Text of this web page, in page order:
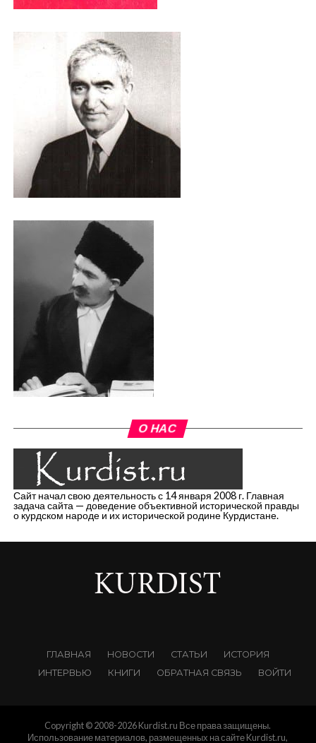
О НАС
Сайт начал свою деятельность с 14 января 2008 г. Главная
задача сайта — доведение объективной исторической правды
о курдском народе и их исторической родине Курдистане.
ГЛАВНАЯ НОВОСТИ СТАТЬИ
ИСТОРИЯ
ИНТЕРВЬЮ
КНИГИ ОБРАТНАЯ СВЯЗЬ ВОЙТИ
Copyright © 2008-2026 Kurdist.ru Все права защищены.
Использование материалов, размещенных на сайте Kurdist.ru,